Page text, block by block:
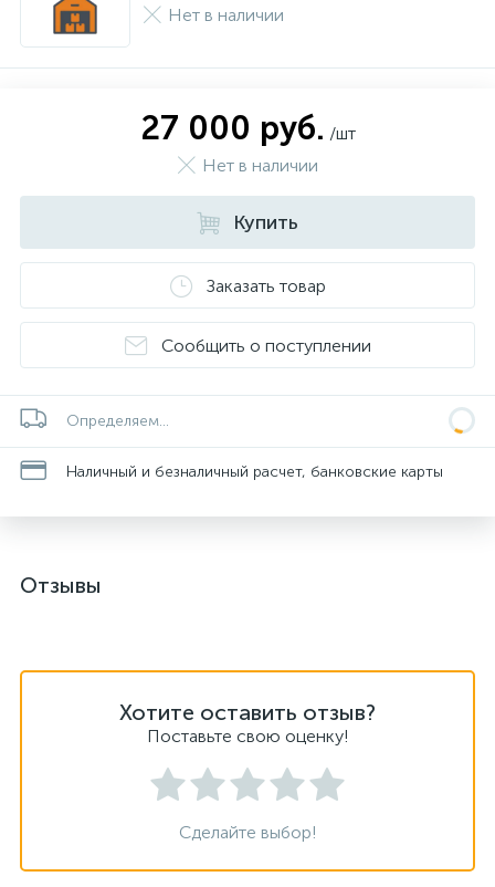
Нет в наличии
27 000 руб. /шт
Нет в наличии
Купить
Заказать товар
Сообщить о поступлении
Определяем...
Наличный и безналичный расчет, банковские карты
Отзывы
Хотите оставить отзыв?
Поставьте свою оценку!
Сделайте выбор!